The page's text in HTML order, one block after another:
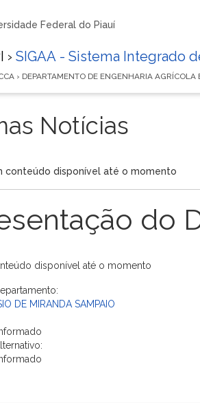
Federal do Piauí
› SIGAA - Sistema Integrado
› DEPARTAMENTO DE ENGENHARIA AGRÍCOLA
Notícias
conteúdo disponível até o momento
do
disponível até o momento
DE MIRANDA SAMPAIO